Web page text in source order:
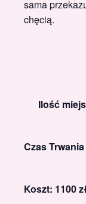
sama
chęcią.
Ilość
Czas
Koszt: 1100